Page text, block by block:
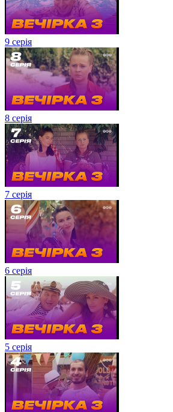
9 серія
8 серія
7 серія
6 серія
5 серія